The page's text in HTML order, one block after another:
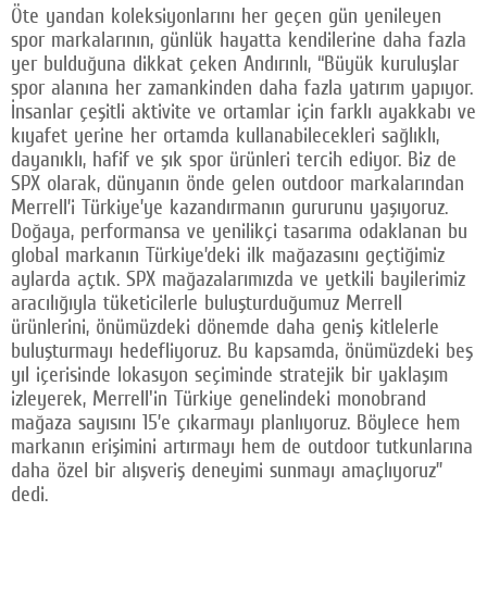
Öte yandan koleksiyonlarını her geçen gün yenileyen
spor markalarının, günlük hayatta kendilerine daha fazla
yer bulduğuna dikkat çeken Andırınlı, “Büyük kuruluşlar
spor alanına her zamankinden daha fazla yatırım yapıyor.
İnsanlar çeşitli aktivite ve ortamlar için farklı ayakkabı ve
kıyafet yerine her ortamda kullanabilecekleri sağlıklı,
dayanıklı, hafif ve şık spor ürünleri tercih ediyor. Biz de
SPX olarak, dünyanın önde gelen outdoor markalarından
Merrell’i Türkiye’ye kazandırmanın gururunu yaşıyoruz.
Doğaya, performansa ve yenilikçi tasarıma odaklanan bu
global markanın Türkiye’deki ilk mağazasını geçtiğimiz
aylarda açtık. SPX mağazalarımızda ve yetkili bayilerimiz
aracılığıyla tüketicilerle buluşturduğumuz Merrell
ürünlerini, önümüzdeki dönemde daha geniş kitlelerle
buluşturmayı hedefliyoruz. Bu kapsamda, önümüzdeki beş
yıl içerisinde lokasyon seçiminde stratejik bir yaklaşım
izleyerek, Merrell'in Türkiye genelindeki monobrand
mağaza sayısını 15’e çıkarmayı planlıyoruz. Böylece hem
markanın erişimini artırmayı hem de outdoor tutkunlarına
daha özel bir alışveriş deneyimi sunmayı amaçlıyoruz”
dedi.